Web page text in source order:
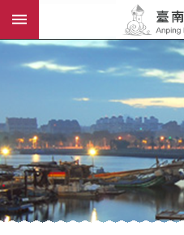
跳到主要內容區塊